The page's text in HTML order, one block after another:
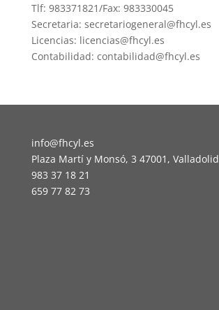
Tlf: 983371821/Fax: 983330045
Secretaria: secretariogeneral@fhcyl.es
Licencias: licencias@fhcyl.es
Contabilidad: contabilidad@fhcyl.es
info@fhcyl.es
Plaza Martí y Monsó, 3 47001, Valladolid
983 37 18 21
659 77 82 73